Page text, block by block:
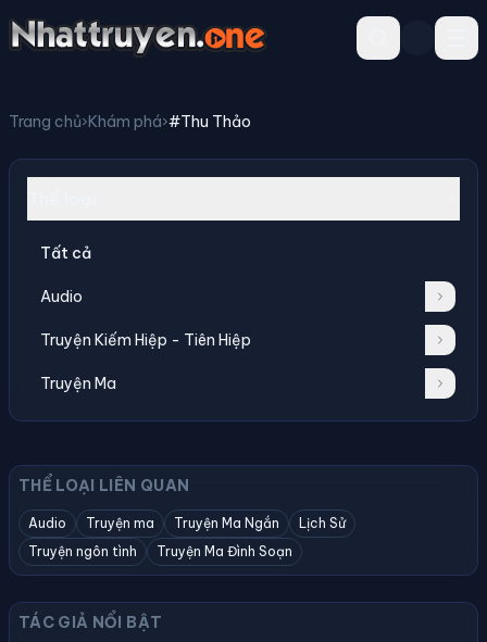
Trang chủ›Khám phá›#Thu Thảo
Tất cả
Audio
Truyện Kiếm Hiệp - Tiên Hiệp
Truyện Ma
THỂ LOẠI LIÊN QUAN
Audio Truyện ma Truyện Ma Ngắn
Lịch Sử
Truyện ngôn tình
Truyện Ma Đình Soạn
TÁC GIẢ NỔI BẬT